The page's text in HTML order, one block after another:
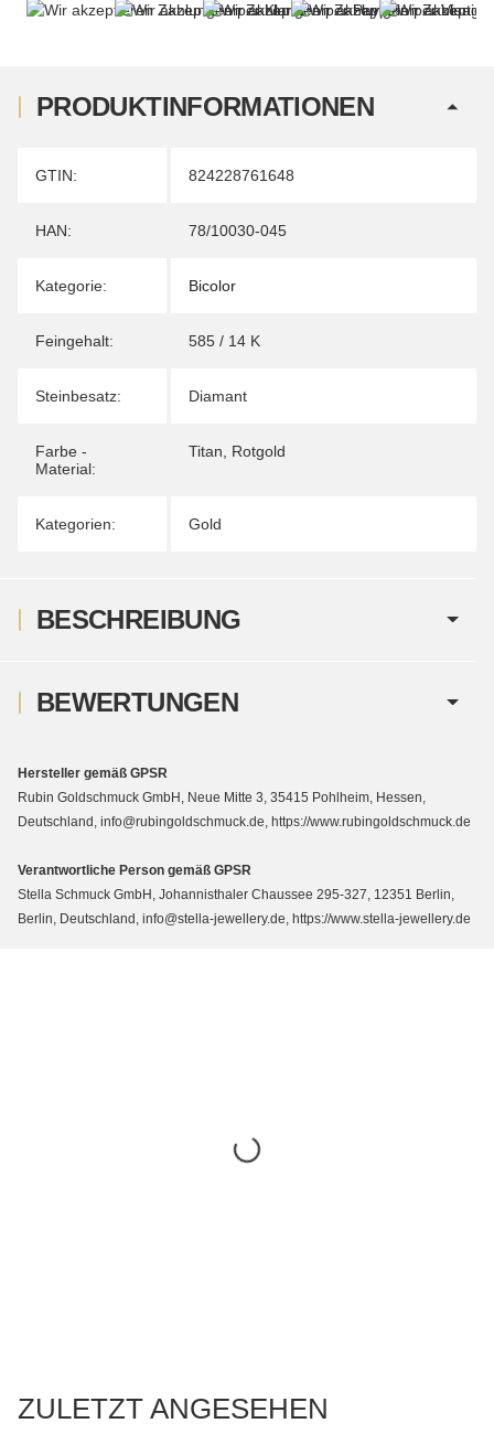
PRODUKTINFORMATIONEN
Produkteigenschaft
Wert
GTIN: 824228761648
HAN: 78/10030-045
Kategorie: Bicolor
Feingehalt: 585 / 14 K
Steinbesatz: Diamant
Farbe -
Material:
Titan Rotgold
Kategorien: Gold
BESCHREIBUNG
BEWERTUNGEN
Hersteller gemäß GPSR
Rubin Goldschmuck GmbH, Neue Mitte 3, 35415 Pohlheim, Hessen,
Deutschland, info@rubingoldschmuck.de, https://www.rubingoldschmuck.de
Verantwortliche Person gemäß GPSR
Stella Schmuck GmbH, Johannisthaler Chaussee 295-327, 12351 Berlin,
Berlin, Deutschland, info@stella-jewellery.de, https://www.stella-jewellery.de
ZULETZT ANGESEHEN